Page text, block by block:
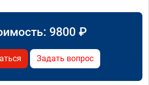
9800 ₽
Задать вопрос